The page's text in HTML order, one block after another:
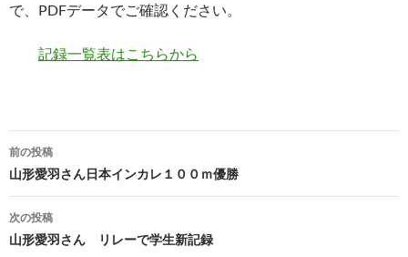
で、PDFデータでご確認ください。
記録一覧表はこちらから
投
稿
ナ
ビ
前の投稿
山形愛羽さん日本インカレ１００ｍ優勝
次の投稿
山形愛羽さん リレーで学生新記録